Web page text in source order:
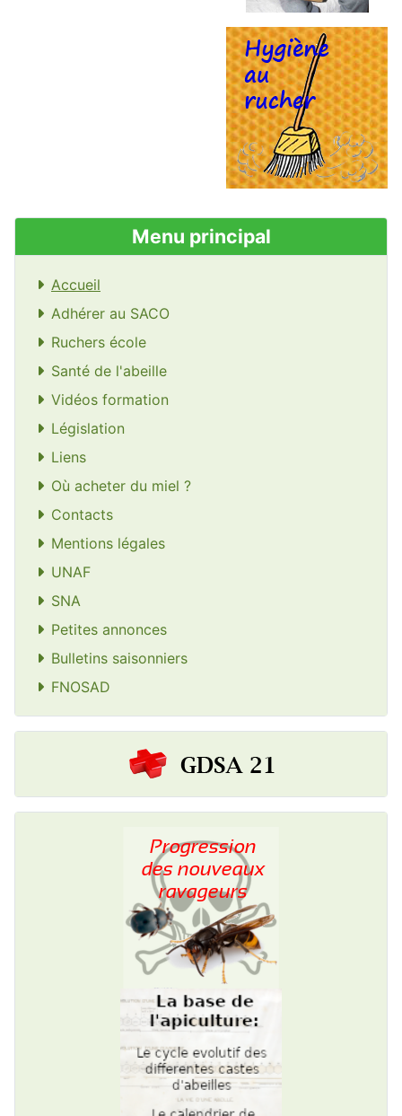
Menu principal
Accueil
Adhérer au SACO
Ruchers école
Santé de l'abeille
Vidéos formation
Législation
Liens
Où acheter du miel ?
Contacts
Mentions légales
UNAF
SNA
Petites annonces
Bulletins saisonniers
FNOSAD